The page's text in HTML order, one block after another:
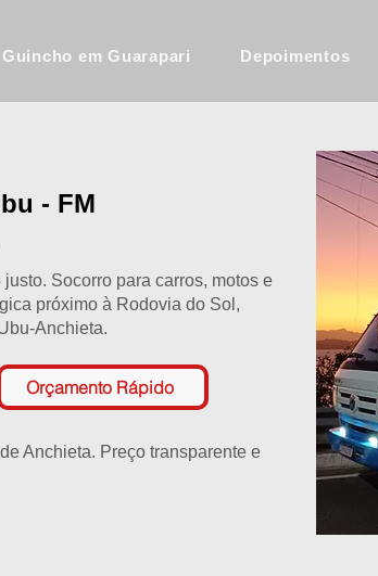
Guincho em Guarapari Depoimentos
- FM
Socorro para carros, motos e
próximo à Rodovia do Sol,
Anchieta.
Orçamento Rápido
Anchieta. Preço transparente e